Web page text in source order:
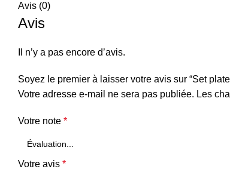
Avis (0)
Avis
Il n’y a pas encore d’avis.
Soyez le premier à laisser votre avis sur “Set
Votre adresse e-mail ne sera pas publiée. Les
Votre note *
Votre avis *